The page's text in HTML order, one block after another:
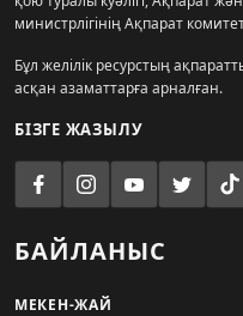
министрлігінің Ақпарат
Бұл желілік ресурстың
асқан азаматтарға арналған.
БІЗГЕ ЖАЗЫЛУ
БАЙЛАНЫС
МЕКЕН-ЖАЙ